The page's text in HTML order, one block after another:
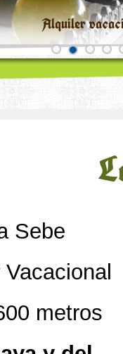
Alquiler
Sebe
metros